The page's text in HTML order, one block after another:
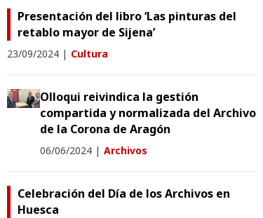
Presentación del libro ‘Las pinturas del
retablo mayor de Sijena’
23/09/2024 | Cultura
Olloqui reivindica la gestión
compartida y normalizada del Archivo
de la Corona de Aragón
06/06/2024 | Archivos
Celebración del Día de los Archivos en
Huesca